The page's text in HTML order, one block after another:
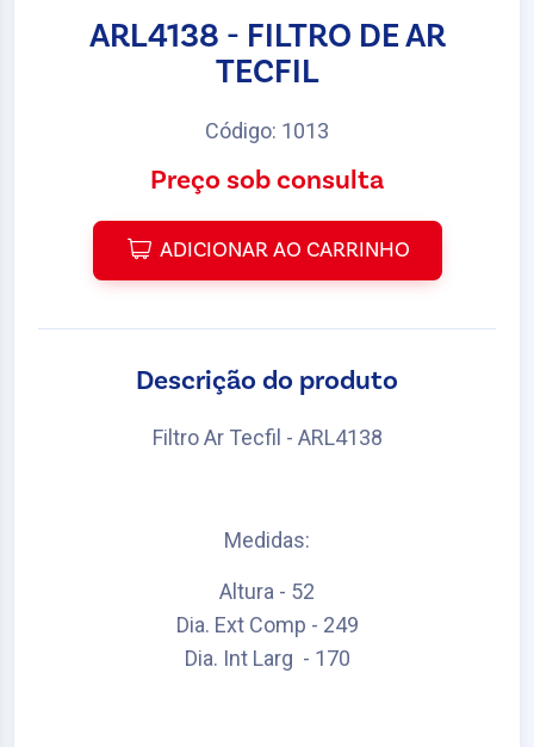
ARL4138 - FILTRO DE AR
TECFIL
Código: 1013
Preço sob consulta
ADICIONAR AO CARRINHO
Descrição do produto
Filtro Ar Tecfil - ARL4138
Medidas:
Altura - 52
Dia. Ext Comp - 249
Dia. Int Larg - 170